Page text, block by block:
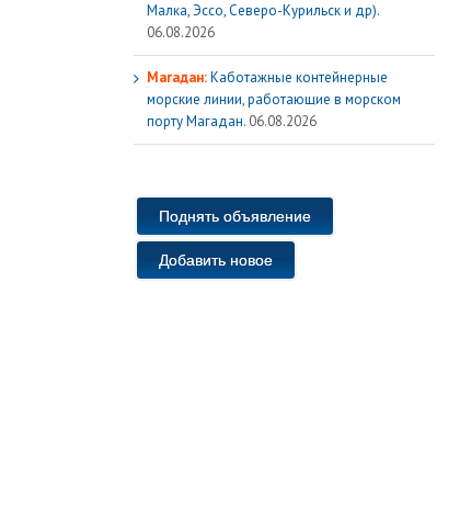
Малка, Эссо, Северо-Курильск и др).
06.08.2026
Магадан:Каботажные контейнерные
морские линии, работающие в морском
порту Магадан. 06.08.2026
Поднять объявление
Добавить новое